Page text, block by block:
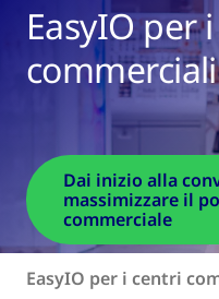
EasyIO per
commerciali
Dai inizio alla
massimizzare il
commerciale
EasyIO per i centri